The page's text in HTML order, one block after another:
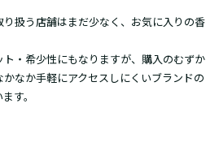
扱う店舗はまだ少なく、お気に入りの香
・希少性にもなりますが、購入のむずか
なか手軽にアクセスしにくいブランドの
す。